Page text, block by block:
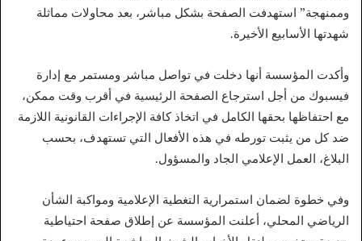
وممنهجة” استهدفت الصفحة بشكل مباشر، بعد محاولات مماثلة
شهدتها الأسابيع الأخيرة.
وأكدت المؤسسة أنها دخلت في تواصل مباشر ومستمر مع إدارة
فيسبوك من أجل استرجاع الصفحة الرئيسية في أقرب وقت ممكن،
مع احتفاظها بحقها الكامل في اتخاذ كافة الإجراءات القانونية اللازمة
ضد كل من يثبت تورطه في هذه الأفعال التي تستهدف، بحسب
البلاغ، العمل الإعلامي الجاد والمسؤول.
وفي خطوة لضمان استمرارية التغطية الإعلامية ومواكبة الشأن
الرياضي المحلي، أعلنت المؤسسة عن إطلاق صفحة احتياطية